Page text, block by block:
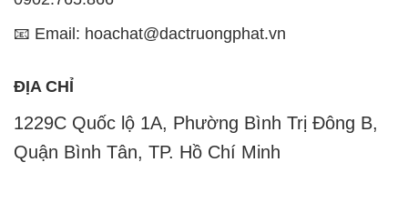
1229C Quốc lộ 1A, Phường Bình Trị Đông B,
Quận Bình Tân, TP. Hồ Chí Minh
CÔNG TY XNK TM SX HÓA CHẤT ĐẮC TRƯỜNG
PHÁT